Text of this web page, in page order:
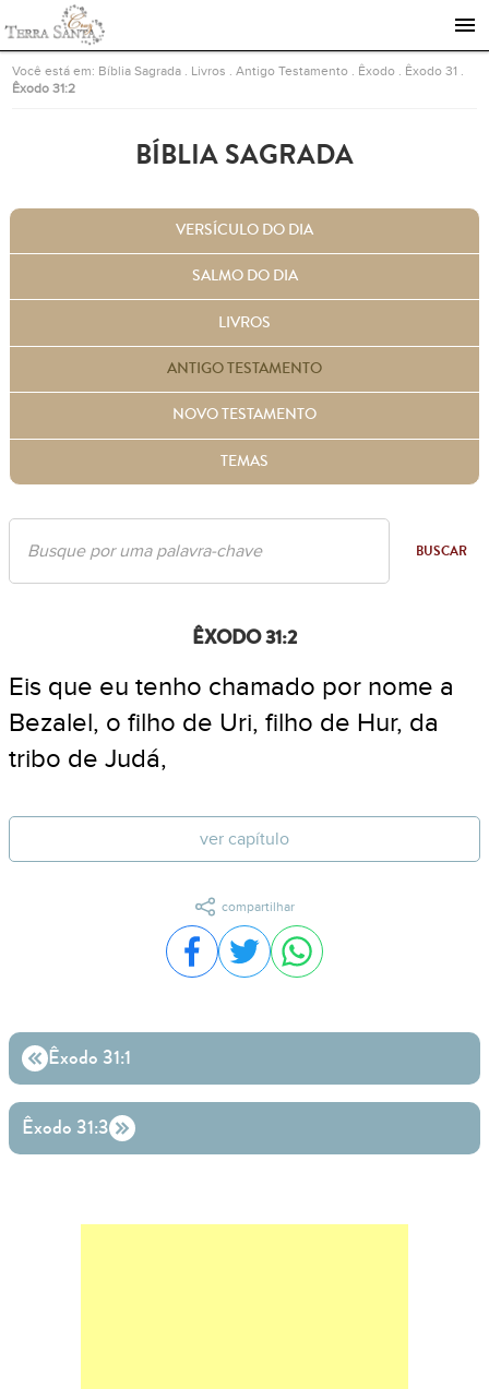
Ir para a página inicial
Você está em: Bíblia Sagrada Livros .Antigo Testamento Êxodo Êxodo 31
Êxodo 31:2
BÍBLIA SAGRADA
VERSÍCULO DO DIA
SALMO DO DIA
LIVROS
ANTIGO TESTAMENTO
NOVO TESTAMENTO
TEMAS
BUSCAR
ÊXODO 31:2
Eis que eu tenho chamado por nome a
Bezalel, o filho de Uri, filho de Hur, da
tribo de Judá,
ver capítulo
compartilhar
Compartilhar no Facebook
Compartilhar no Twitter
Compartilhar no
Êxodo 31:1
Êxodo 31:3